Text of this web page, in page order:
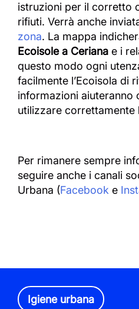
istruzioni per il corretto
rifiuti. Verrà anche
zona. La mappa
Ecoisole a Ceriana e i
questo modo ogni
facilmente l’Ecoisola di
informazioni aiuteranno
utilizzare correttamente
Per rimanere sempre
seguire anche i canali
Urbana (Facebook e
Igiene urbana